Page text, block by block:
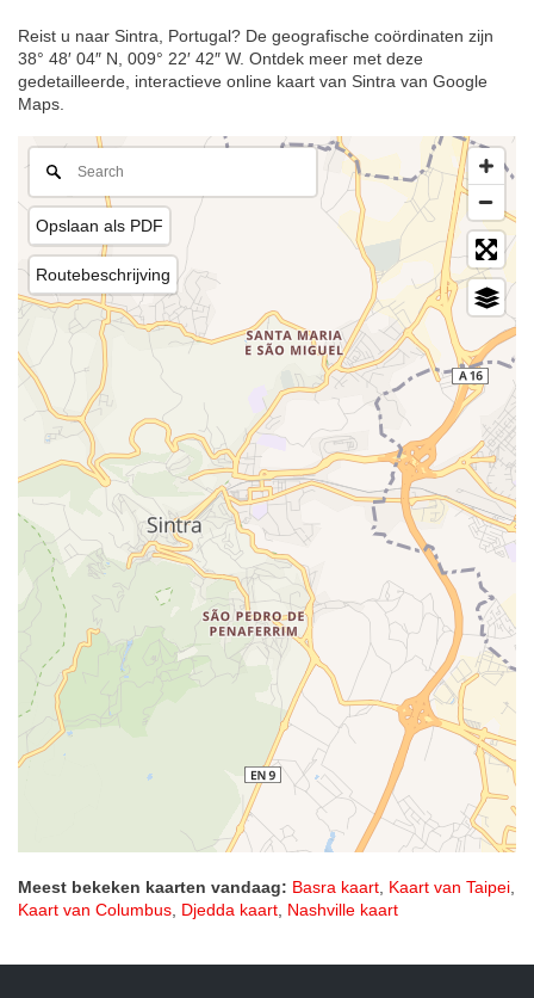
Reist u naar Sintra, Portugal? De geografische coördinaten zijn
38° 48′ 04″ N, 009° 22′ 42″ W. Ontdek meer met deze
gedetailleerde, interactieve online kaart van Sintra van Google
Maps.
Opslaan als PDF
Routebeschrijving
Meest bekeken kaarten vandaag: Basra kaart, Kaart van Taipei,
Kaart van Columbus, Djedda kaart, Nashville kaart